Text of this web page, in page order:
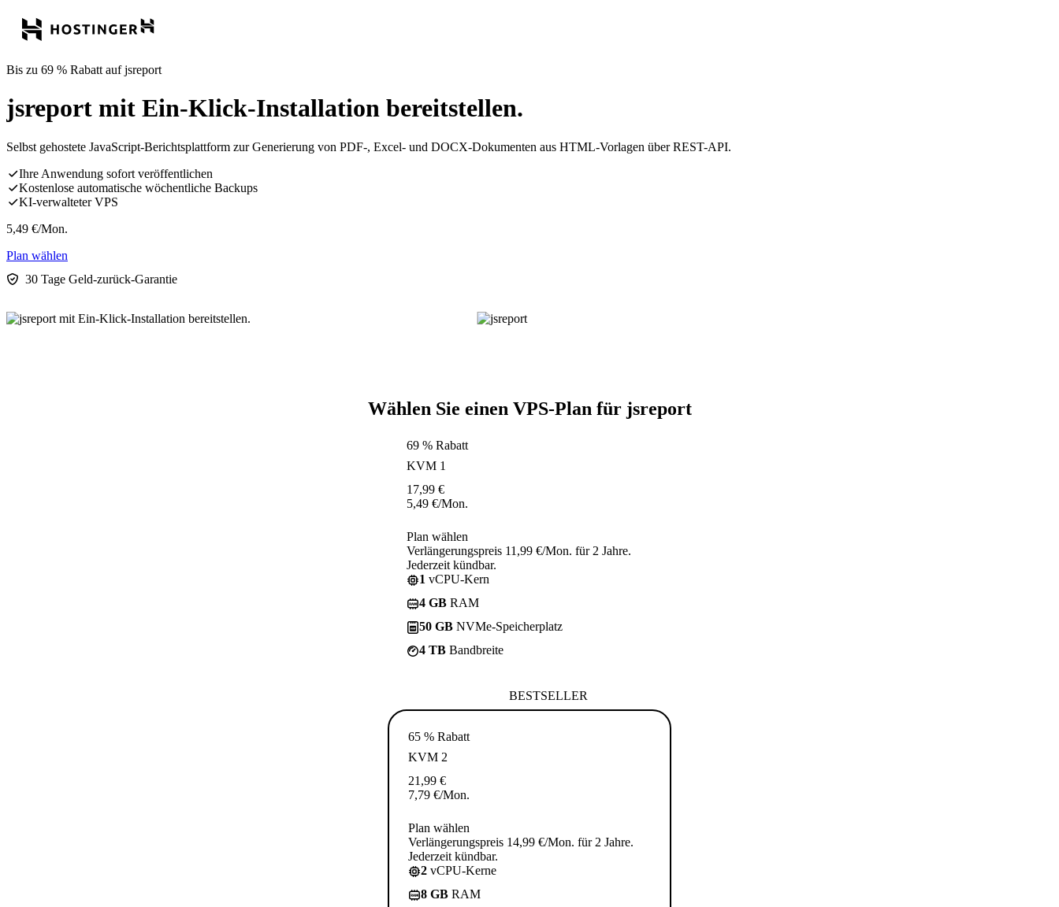
Bis zu 69 % Rabatt auf jsreport
jsreport mit Ein-Klick-Installation bereitstellen.
Selbst gehostete JavaScript-Berichtsplattform zur Generierung von PDF-, Excel- und DOCX-Dokumenten aus HTML-Vorlagen über REST-API.
Ihre Anwendung sofort veröffentlichen
Kostenlose automatische wöchentliche Backups
KI-verwalteter VPS
5,49 €/Mon.
Plan wählen
30 Tage Geld-zurück-Garantie
Wählen Sie einen VPS-Plan für jsreport
69 % Rabatt
KVM 1
17,99 €
5,49 €/Mon.
Plan wählen
Verlängerungspreis 11,99 €/Mon. für 2 Jahre.
Jederzeit kündbar.
1 vCPU-Kern
4 GB RAM
50 GB NVMe-Speicherplatz
4 TB Bandbreite
BESTSELLER
65 % Rabatt
KVM 2
21,99 €
7,79 €/Mon.
Plan wählen
Verlängerungspreis 14,99 €/Mon. für 2 Jahre.
Jederzeit kündbar.
2 vCPU-Kerne
8 GB RAM